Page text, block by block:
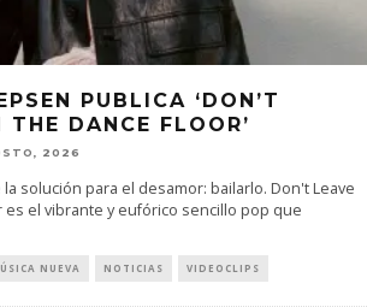
PUBLICA ‘DON’T
THE DANCE FLOOR’
2026
la solución para el desamor: bailarlo. Don't Leave
es el vibrante y eufórico sencillo pop que
NUEVA NOTICIAS VIDEOCLIPS